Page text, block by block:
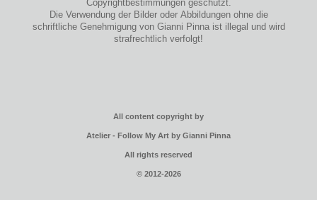
Copyrightbestimmungen geschützt.
Die Verwendung der Bilder oder Abbildungen ohne die
schriftliche Genehmigung von Gianni Pinna ist illegal und wird
strafrechtlich verfolgt!
All content copyright by
Atelier - Follow My Art by Gianni Pinna
All rights reserved
© 2012-2026